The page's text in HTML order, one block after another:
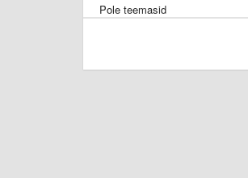
Pole teemasid